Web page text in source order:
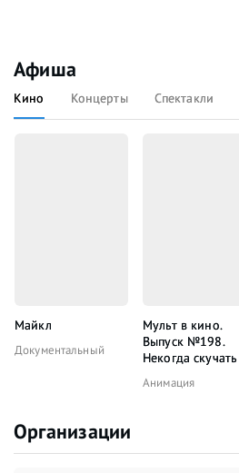
Афиша
Кино Концерты Спектакли
Майкл
Документальный
Мульт в кино.
Выпуск №198.
Некогда скучать
Анимация
Организации